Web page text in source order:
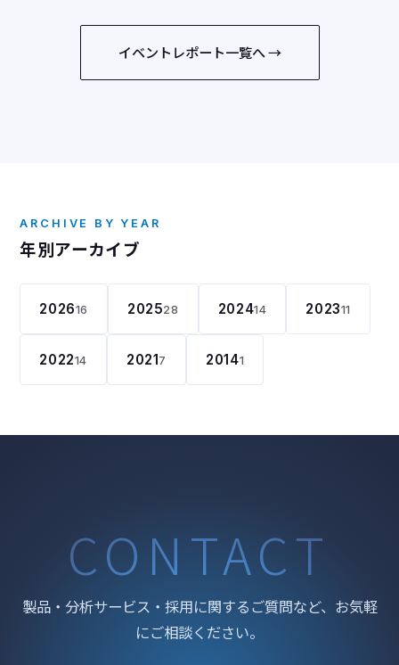
イベントレポート一覧へ →
ARCHIVE BY YEAR
年別アーカイブ
202616 202528 202414 202311
202214 2021 7 20141
CONTACT
製品・分析サービス・採用に関するご質問など、お気軽
にご相談ください。